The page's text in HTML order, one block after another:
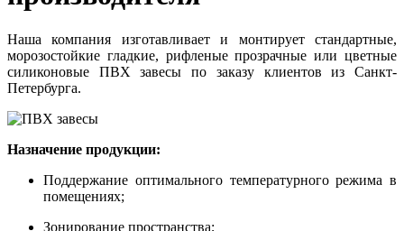
Наша компания изготавливает и монтирует стандартные,
морозостойкие гладкие, рифленые прозрачные или цветные
силиконовые ПВХ завесы по заказу клиентов из Санкт-
Петербурга.
Назначение продукции:
Поддержание оптимального температурного режима в
помещениях;
Зонирование пространства;